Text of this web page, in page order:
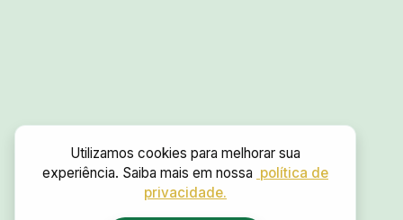
Utilizamos cookies para melhorar sua
experiência. Saiba mais em nossa política de
privacidade.